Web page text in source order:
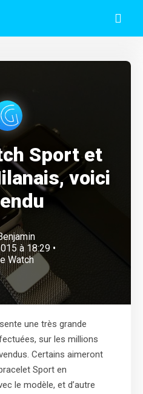
Sport et
voici
à 18:29 •
Watch
une très grande
sur les millions
Certains aimeront
Sport en
le modèle, et d’autre